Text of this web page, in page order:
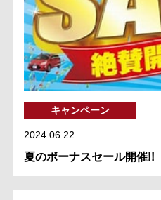
キャンペーン
2024.06.22
夏のボーナスセール開催!!